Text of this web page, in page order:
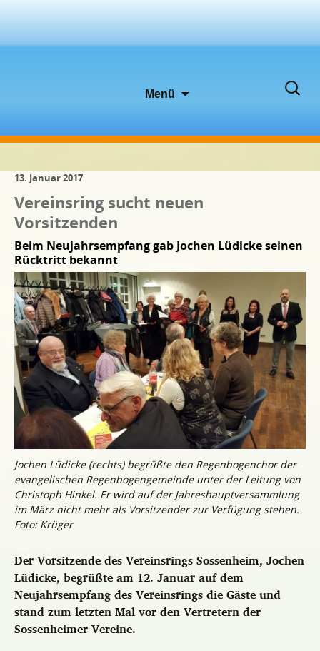
Menü
Suchen
13. Januar 2017
Vereinsring sucht neuen
Vorsitzenden
Beim Neujahrsempfang gab Jochen Lüdicke seinen
Rücktritt bekannt
Jochen Lüdicke (rechts) begrüßte den Regenbogenchor der
evangelischen Regenbogengemeinde unter der Leitung von
Christoph Hinkel. Er wird auf der Jahreshauptversammlung
im März nicht mehr als Vorsitzender zur Verfügung stehen.
Foto: Krüger
Der Vorsitzende des Vereinsrings Sossenheim, Jochen
Lüdicke, begrüßte am 12. Januar auf dem
Neujahrsempfang des Vereinsrings die Gäste und
stand zum letzten Mal vor den Vertretern der
Sossenheimer Vereine.